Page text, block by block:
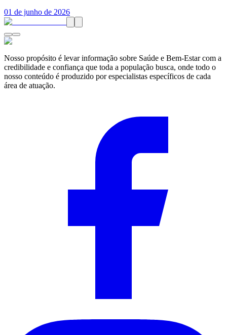
01 de junho de 2026
Nosso propósito é levar informação sobre Saúde e Bem-Estar com a
credibilidade e confiança que toda a população busca, onde todo o
nosso conteúdo é produzido por especialistas específicos de cada
área de atuação.